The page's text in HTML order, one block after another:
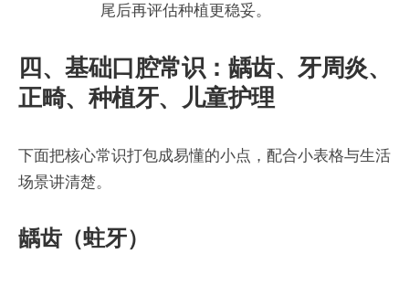
尾后再评估种植更稳妥。
四、基础口腔常识：龋齿、牙周炎、
正畸、种植牙、儿童护理
下面把核心常识打包成易懂的小点，配合小表格与生活
场景讲清楚。
龋齿（蛀牙）